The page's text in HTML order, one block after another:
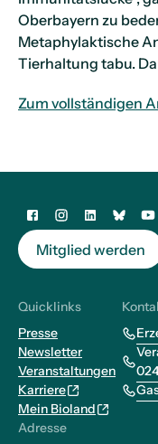
Oberbayern zu
Metaphylaktische
Tierhaltung tabu.
Zum vollständigen
Mitglied werden
Quicklinks
Presse
Newsletter
Veranstaltungen
Karriere
Mein Bioland
Adresse